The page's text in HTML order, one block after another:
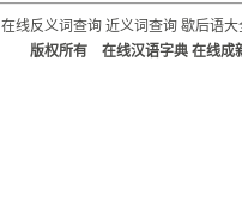
在线反义词查询 近义词查询 歇后语大
版权所有 在线汉语字典 在线成